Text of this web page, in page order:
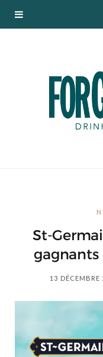
St-
gagnants
13 DÉCEMBRE